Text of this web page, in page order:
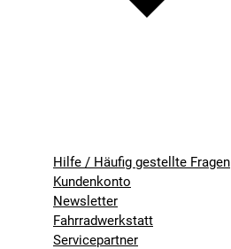
Hilfe / Häufig gestellte Fragen
Kundenkonto
Newsletter
Fahrradwerkstatt
Servicepartner